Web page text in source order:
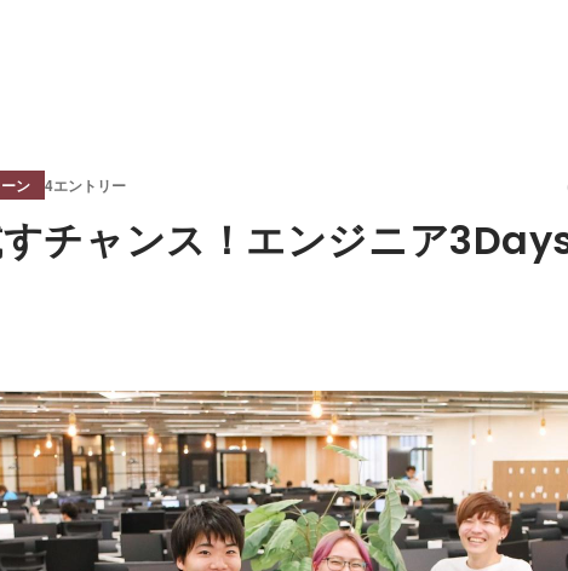
ン 4エントリー
チャンス！エンジニア